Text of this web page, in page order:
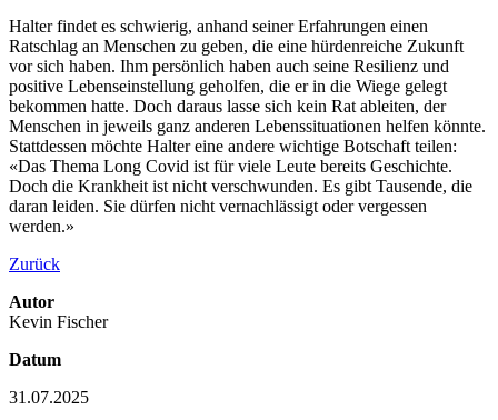
Halter findet es schwierig, anhand seiner Erfahrungen einen
Ratschlag an Menschen zu geben, die eine hürdenreiche Zukunft
vor sich haben. Ihm persönlich haben auch seine Resilienz und
positive Lebenseinstellung geholfen, die er in die Wiege gelegt
bekommen hatte. Doch daraus lasse sich kein Rat ableiten, der
Menschen in jeweils ganz anderen Lebenssituationen helfen könnte.
Stattdessen möchte Halter eine andere wichtige Botschaft teilen:
«Das Thema Long Covid ist für viele Leute bereits Geschichte.
Doch die Krankheit ist nicht verschwunden. Es gibt Tausende, die
daran leiden. Sie dürfen nicht vernachlässigt oder vergessen
werden.»
Zurück
Autor
Kevin Fischer
Datum
31.07.2025